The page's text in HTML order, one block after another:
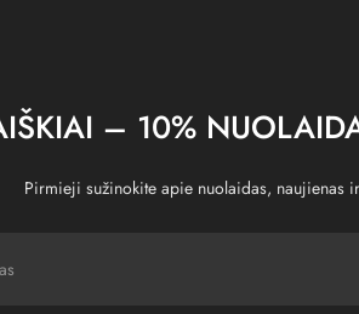
– 10%
Pirmieji sužinokite apie nuolaidas, naujienas